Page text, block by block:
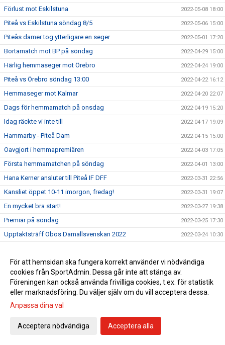
Förlust mot Eskilstuna 2022-05-08 18:00
Piteå vs Eskilstuna söndag 8/5 2022-05-06 15:00
Piteås damer tog ytterligare en seger 2022-05-01 17:20
Bortamatch mot BP på söndag 2022-04-29 15:00
Härlig hemmaseger mot Örebro 2022-04-24 19:00
Piteå vs Örebro söndag 13:00 2022-04-22 16:12
Hemmaseger mot Kalmar 2022-04-20 22:07
Dags för hemmamatch på onsdag 2022-04-19 15:20
Idag räckte vi inte till 2022-04-17 19:09
Hammarby - Piteå Dam 2022-04-15 15:00
Oavgjort i hemmapremiären 2022-04-03 17:05
Första hemmamatchen på söndag 2022-04-01 13:00
Hana Kerner ansluter till Piteå IF DFF 2022-03-31 22:56
Kansliet öppet 10-11 imorgon, fredag! 2022-03-31 19:07
En mycket bra start! 2022-03-27 19:38
Premiär på söndag 2022-03-25 17:30
Upptaktsträff Obos Damallsvenskan 2022 2022-03-24 10:30
Upptaktsträff Obos Damallsvenskan 2022-03-23 08:00
Träningsmatch mot Umeå på lördag 2022-03-18 12:45
Svenska Cupen avslutas med vinst 2022-03-13 16:21
Match 3 i Svenska Cupens gruppspel på LF
Match 2 i Svenska Cupens Gruppspel
För att hemsidan ska fungera korrekt använder vi nödvändiga
cookies från SportAdmin. Dessa går inte att stänga av.
Föreningen kan också använda frivilliga cookies, t.ex. för statistik
eller marknadsföring. Du väljer själv om du vill acceptera dessa.
Anpassa dina val
Acceptera nödvändiga Acceptera alla